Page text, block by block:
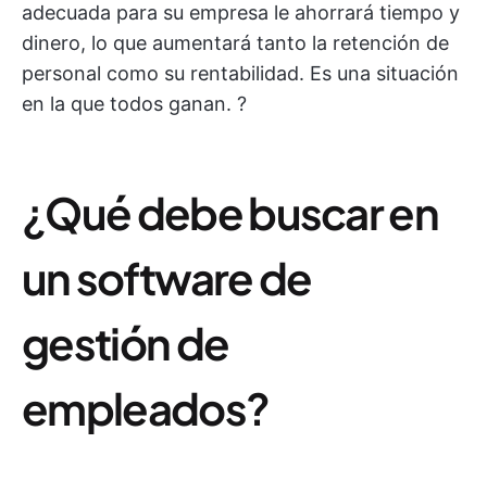
adecuada para su empresa le ahorrará tiempo y
dinero, lo que aumentará tanto la retención de
personal como su rentabilidad. Es una situación
en la que todos ganan. ?
¿Qué debe buscar en
un software de
gestión de
empleados?